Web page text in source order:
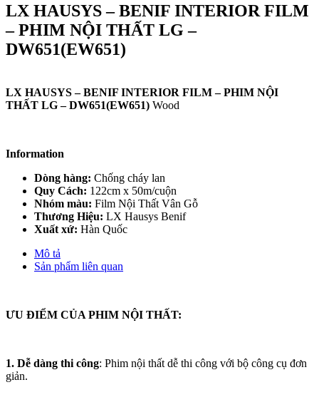
LX HAUSYS – BENIF INTERIOR FILM
– PHIM NỘI THẤT LG –
DW651(EW651)
LX HAUSYS – BENIF INTERIOR FILM – PHIM NỘI
THẤT LG – DW651(EW651) Wood
Information
Dòng hàng: Chống cháy lan
Quy Cách: 122cm x 50m/cuộn
Nhóm màu: Film Nội Thất Vân Gỗ
Thương Hiệu: LX Hausys Benif
Xuất xứ: Hàn Quốc
Mô tả
Sản phẩm liên quan
ƯU ĐIỂM CỦA PHIM NỘI THẤT:
1. Dễ dàng thi công: Phim nội thất dễ thi công với bộ công cụ đơn
giản.